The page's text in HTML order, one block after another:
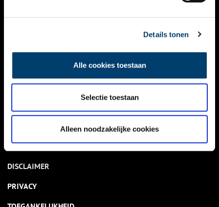
Details tonen
Alle cookies toestaan
Selectie toestaan
Alleen noodzakelijke cookies
KALENDER
ACTIVITEITEN
NIEUWSBRIEF
DISCLAIMER
PRIVACY